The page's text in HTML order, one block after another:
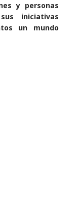
y personas
iniciativas
un mundo